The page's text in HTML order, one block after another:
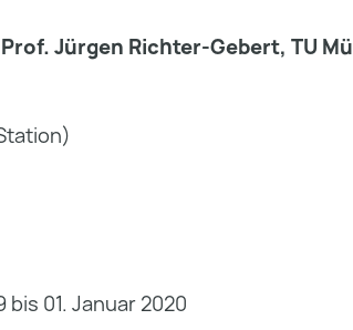
Jürgen Richter-Gebert, TU
01. Januar 2020